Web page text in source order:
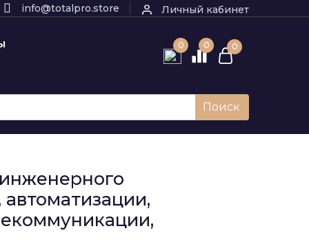
info@totalpro.store Личный кабинет
0 0 0
Поиск